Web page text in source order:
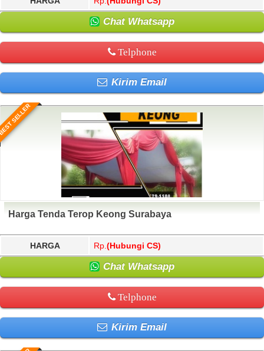
Chat Whatsapp
Telphone
Kirim Email
SELLER
Harga Tenda Terop Keong Surabaya
HARGA Rp. (Hubungi CS)
Chat Whatsapp
Telphone
Kirim Email